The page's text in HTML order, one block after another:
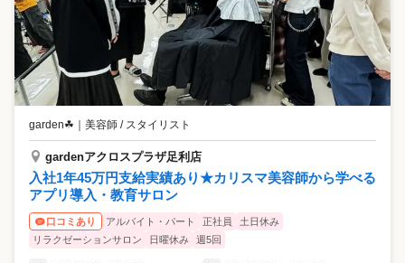
garden☘ 美容師 / スタイリスト
gardenアクロスプラザ足利店
入社1年45万円支給実績あり★カリスマ美容師から学べる
アプリ導入・教育サロン
口コミあり アルバイト・パート 正社員
土日休み
リラクゼーションサロン
日曜休み 週5回